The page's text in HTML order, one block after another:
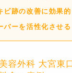
ビ跡の改善に効果的
バーを活性化させる
容外科 大宮東